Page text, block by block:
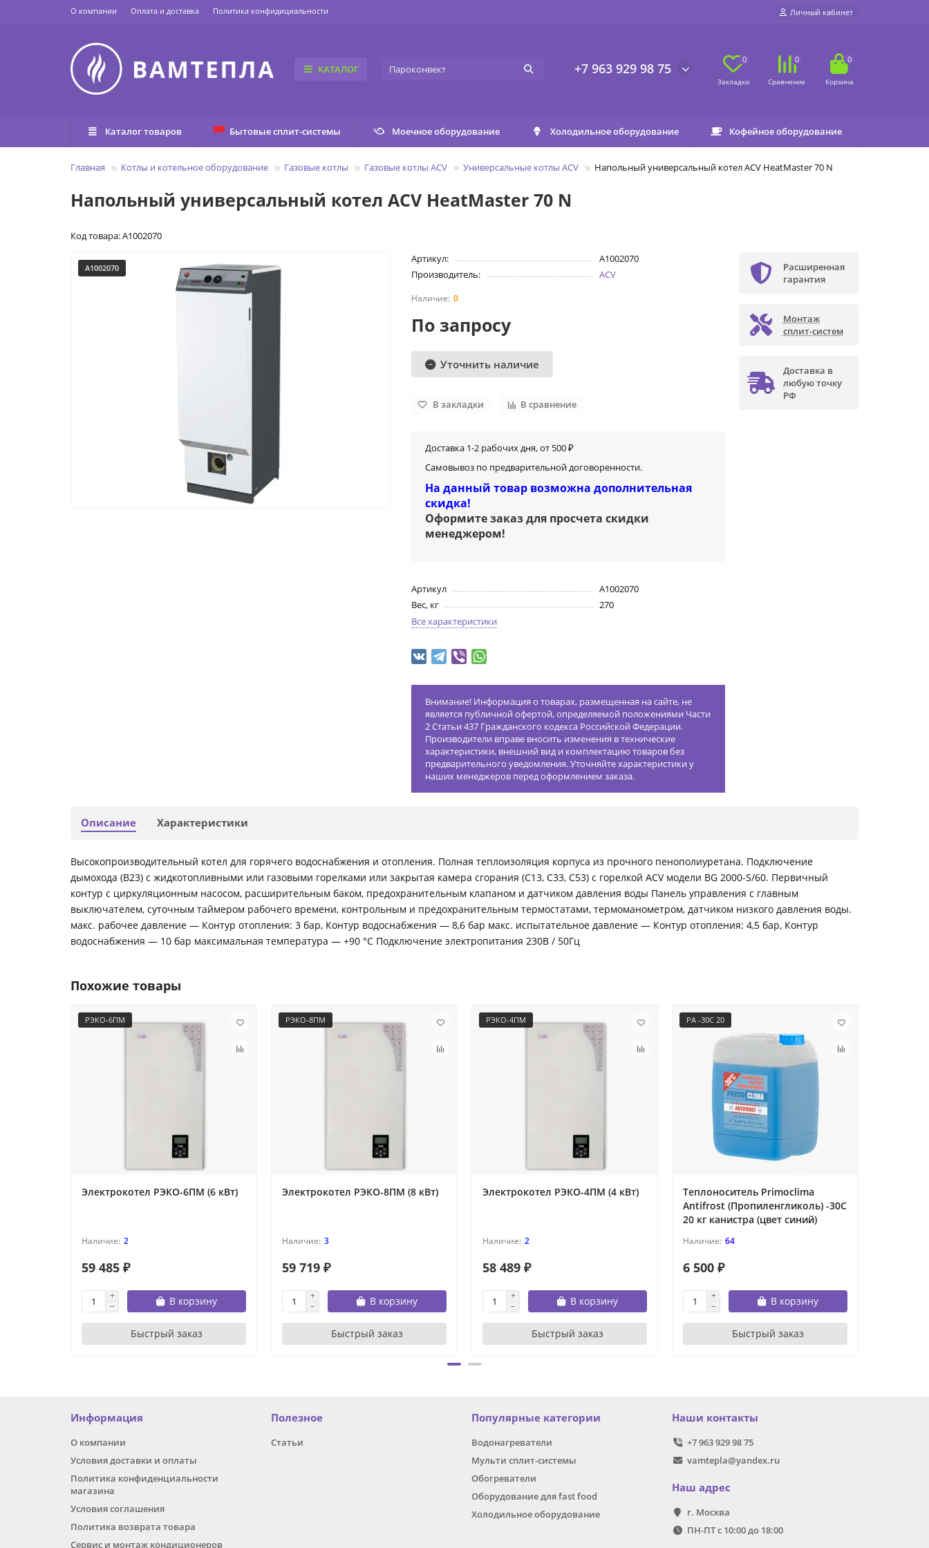
О компании Оплата и доставка Политика конфидициальности Личный кабинет
КАТАЛОГ +7 963 929 98 75
0 0 0
Каталог товаров Бытовые сплит-системы Моечное оборудование Холодильное оборудование Кофейное оборудование
Главная Котлы и котельное оборудование Газовые котлы Газовые котлы ACV Универсальные котлы ACV Напольный универсальный котел ACV HeatMaster 70 N
Напольный универсальный котел ACV HeatMaster 70 N
Код товара: A1002070
A1002070
Артикул:
A1002070
Производитель:
ACV
0
По запросу
Уточнить наличие
В закладки В сравнение
Доставка 1-2 рабочих дня, от 500 ₽
Самовывоз по предварительной договоренности.
На данный товар возможна дополнительная
скидка!
Оформите заказ для просчета скидки
менеджером!
Артикул
A1002070
Вес, кг
270
Все характеристики
Внимание! Информация о товарах, размещенная на сайте, не
является публичной офертой, определяемой положениями Части
2 Статьи 437 Гражданского кодекса Российской Федерации.
Производители вправе вносить изменения в технические
характеристики, внешний вид и комплектацию товаров без
предварительного уведомления. Уточняйте характеристики у
наших менеджеров перед оформлением заказа.
Расширенная
гарантия
Монтаж
сплит-систем
Доставка в
любую точку
РФ
Описание Характеристики
Высокопроизводительный котел для горячего водоснабжения и отопления. Полная теплоизоляция корпуса из прочного пенополиуретана. Подключение
дымохода (B23) с жидкотопливными или газовыми горелками или закрытая камера сгорания (C13, C33, C53) с горелкой ACV модели BG 2000-S/60. Первичный
контур с циркуляционным насосом, расширительным баком, предохранительным клапаном и датчиком давления воды Панель управления с главным
выключателем, суточным таймером рабочего времени, контрольным и предохранительным термостатами, термоманометром, датчиком низкого давления воды.
макс. рабочее давление — Контур отопления: 3 бар, Контур водоснабжения — 8,6 бар макс. испытательное давление — Контур отопления: 4,5 бар, Контур
водоснабжения — 10 бар максимальная температура — +90 °C Подключение электропитания 230В / 50Гц
Похожие товары
РЭКО-6ПМ
Электрокотел РЭКО-6ПМ (6 кВт)
2
59 485 ₽
В корзину
Быстрый заказ
РЭКО-8ПМ
Электрокотел РЭКО-8ПМ (8 кВт)
3
59 719 ₽
В корзину
Быстрый заказ
РЭКО-4ПМ
Электрокотел РЭКО-4ПМ (4 кВт)
2
58 489 ₽
В корзину
Быстрый заказ
PA -30C 20
Теплоноситель Primoclima
Antifrost (Пропиленгликоль) -30C
20 кг канистра (цвет синий)
64
6 500 ₽
В корзину
Быстрый заказ
Информация
О компании
Условия доставки и оплаты
Политика конфиденциальности
магазина
Условия соглашения
Политика возврата товара
Сервис и монтаж кондиционеров
Полезное
Статьи
Популярные категории
Водонагреватели
Мульти сплит-системы
Обогреватели
Оборудование для fast food
Холодильное оборудование
Наши контакты
+7 963 929 98 75
vamtepla@yandex.ru
Наш адрес
г. Москва
ПН-ПТ с 10:00 до 18:00